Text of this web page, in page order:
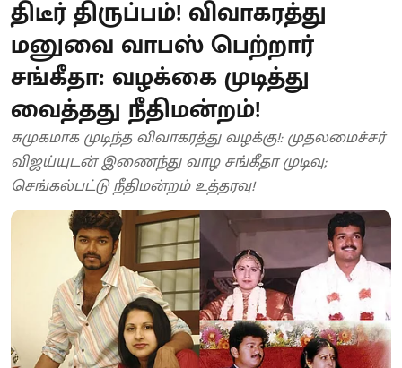
திடீர் திருப்பம்! விவாகரத்து
மனுவை வாபஸ் பெற்றார்
சங்கீதா: வழக்கை முடித்து
வைத்தது நீதிமன்றம்!
சுமுகமாக முடிந்த விவாகரத்து வழக்கு!: முதலமைச்சர்
விஜய்யுடன் இணைந்து வாழ சங்கீதா முடிவு;
செங்கல்பட்டு நீதிமன்றம் உத்தரவு!